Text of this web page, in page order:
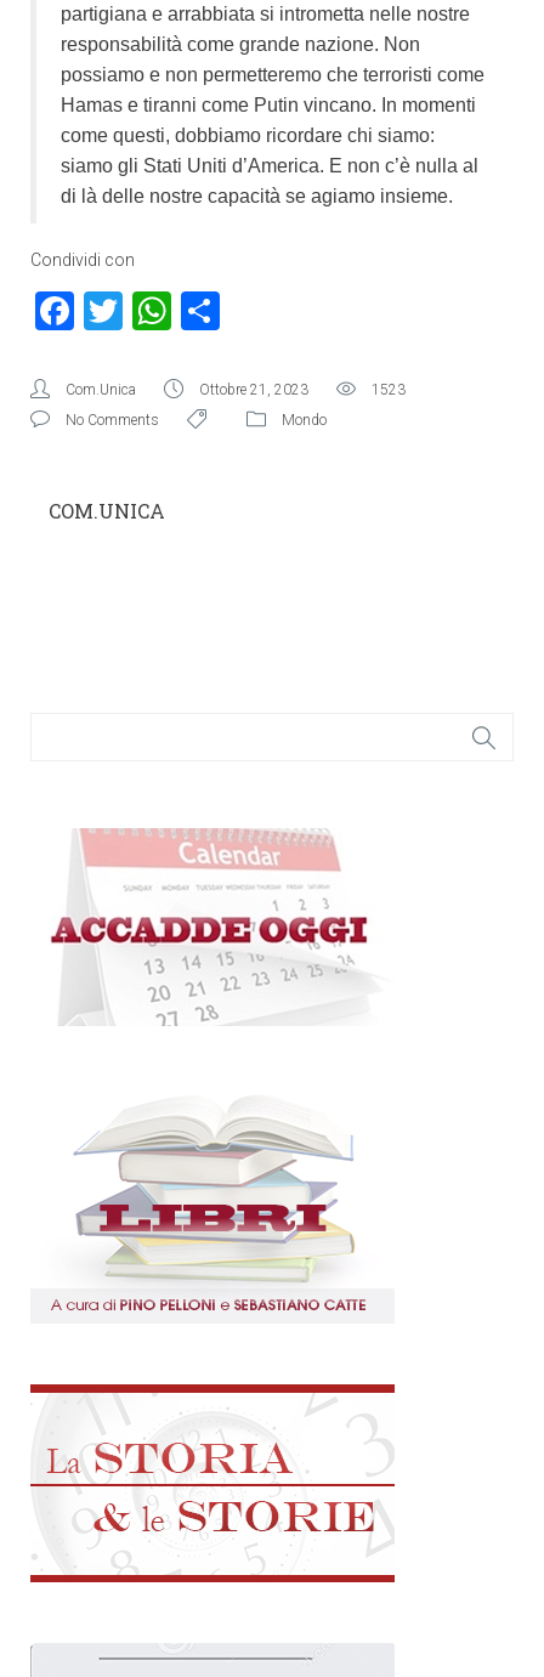
partigiana e arrabbiata si intrometta nelle nostre
responsabilità come grande nazione. Non
possiamo e non permetteremo che terroristi come
Hamas e tiranni come Putin vincano. In momenti
come questi, dobbiamo ricordare chi siamo:
siamo gli Stati Uniti d’America. E non c’è nulla al
di là delle nostre capacità se agiamo insieme.
Condividi con
Facebook
TwitterWhatsApp
Com.Unica Ottobre 21, 2023
1523
No Comments
Mondo
COM.UNICA